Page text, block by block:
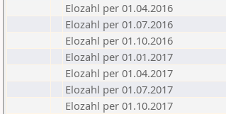
Elozahl per 01.04.2016
Elozahl per 01.07.2016
Elozahl per 01.10.2016
Elozahl per 01.01.2017
Elozahl per 01.04.2017
Elozahl per 01.07.2017
Elozahl per 01.10.2017